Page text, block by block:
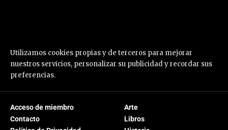
Utilizamos cookies propias y de terceros para mejorar
nuestros servicios, personalizar su publicidad y recordar sus
preferencias.
Acceso de miembro
Contacto
Arte
Libros